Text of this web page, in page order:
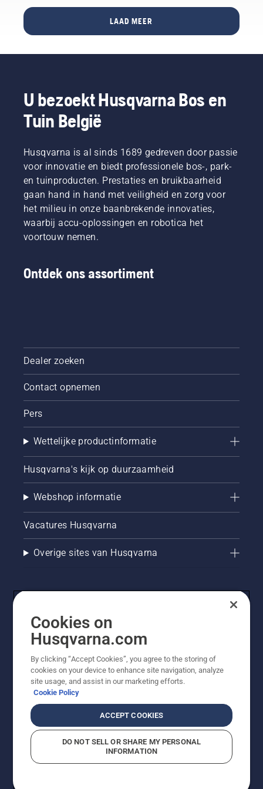
LAAD MEER
U bezoekt Husqvarna Bos en
Tuin België
Husqvarna is al sinds 1689 gedreven door passie
voor innovatie en biedt professionele bos-, park-
en tuinproducten. Prestaties en bruikbaarheid
gaan hand in hand met veiligheid en zorg voor
het milieu in onze baanbrekende innovaties,
waarbij accu-oplossingen en robotica het
voortouw nemen.
Ontdek ons assortiment
Dealer zoeken
Contact opnemen
Pers
Wettelijke productinformatie
Husqvarna's kijk op duurzaamheid
Webshop informatie
Vacatures Husqvarna
Overige sites van Husqvarna
© Husqvarna AB (publ). Alle rechten voorbehouden. De
getoonde prijzen zijn consumentenadviesprijzen. Alle
tenzij het product beschikbaar is voor directe aankoop.
Cookiebeleid
Imprint
Cookies on
Husqvarna.com
By clicking “Accept Cookies”, you agree to the storing of
cookies on your device to enhance site navigation, analyze
site usage, and assist in our marketing efforts.
Cookie Policy
ACCEPT COOKIES
DO NOT SELL OR SHARE MY PERSONAL
INFORMATION